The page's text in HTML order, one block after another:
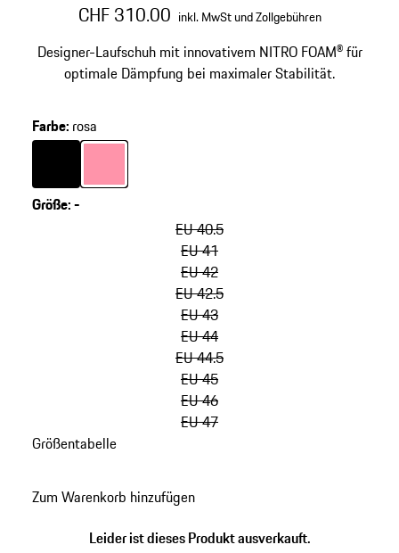
CHF 310.00 inkl. MwSt und Zollgebühren
Designer-Laufschuh mit innovativem NITRO FOAM® für
optimale Dämpfung bei maximaler Stabilität.
Farbe: rosa
Farbe
schwarz
Farberosa
Größe:-
EU 40.5
EU 41
EU 42
EU 42.5
EU 43
EU 44
EU 44.5
EU 45
EU 46
EU 47
Varianten
Größentabelle
Zum Warenkorb hinzufügen
Leider ist dieses Produkt ausverkauft.